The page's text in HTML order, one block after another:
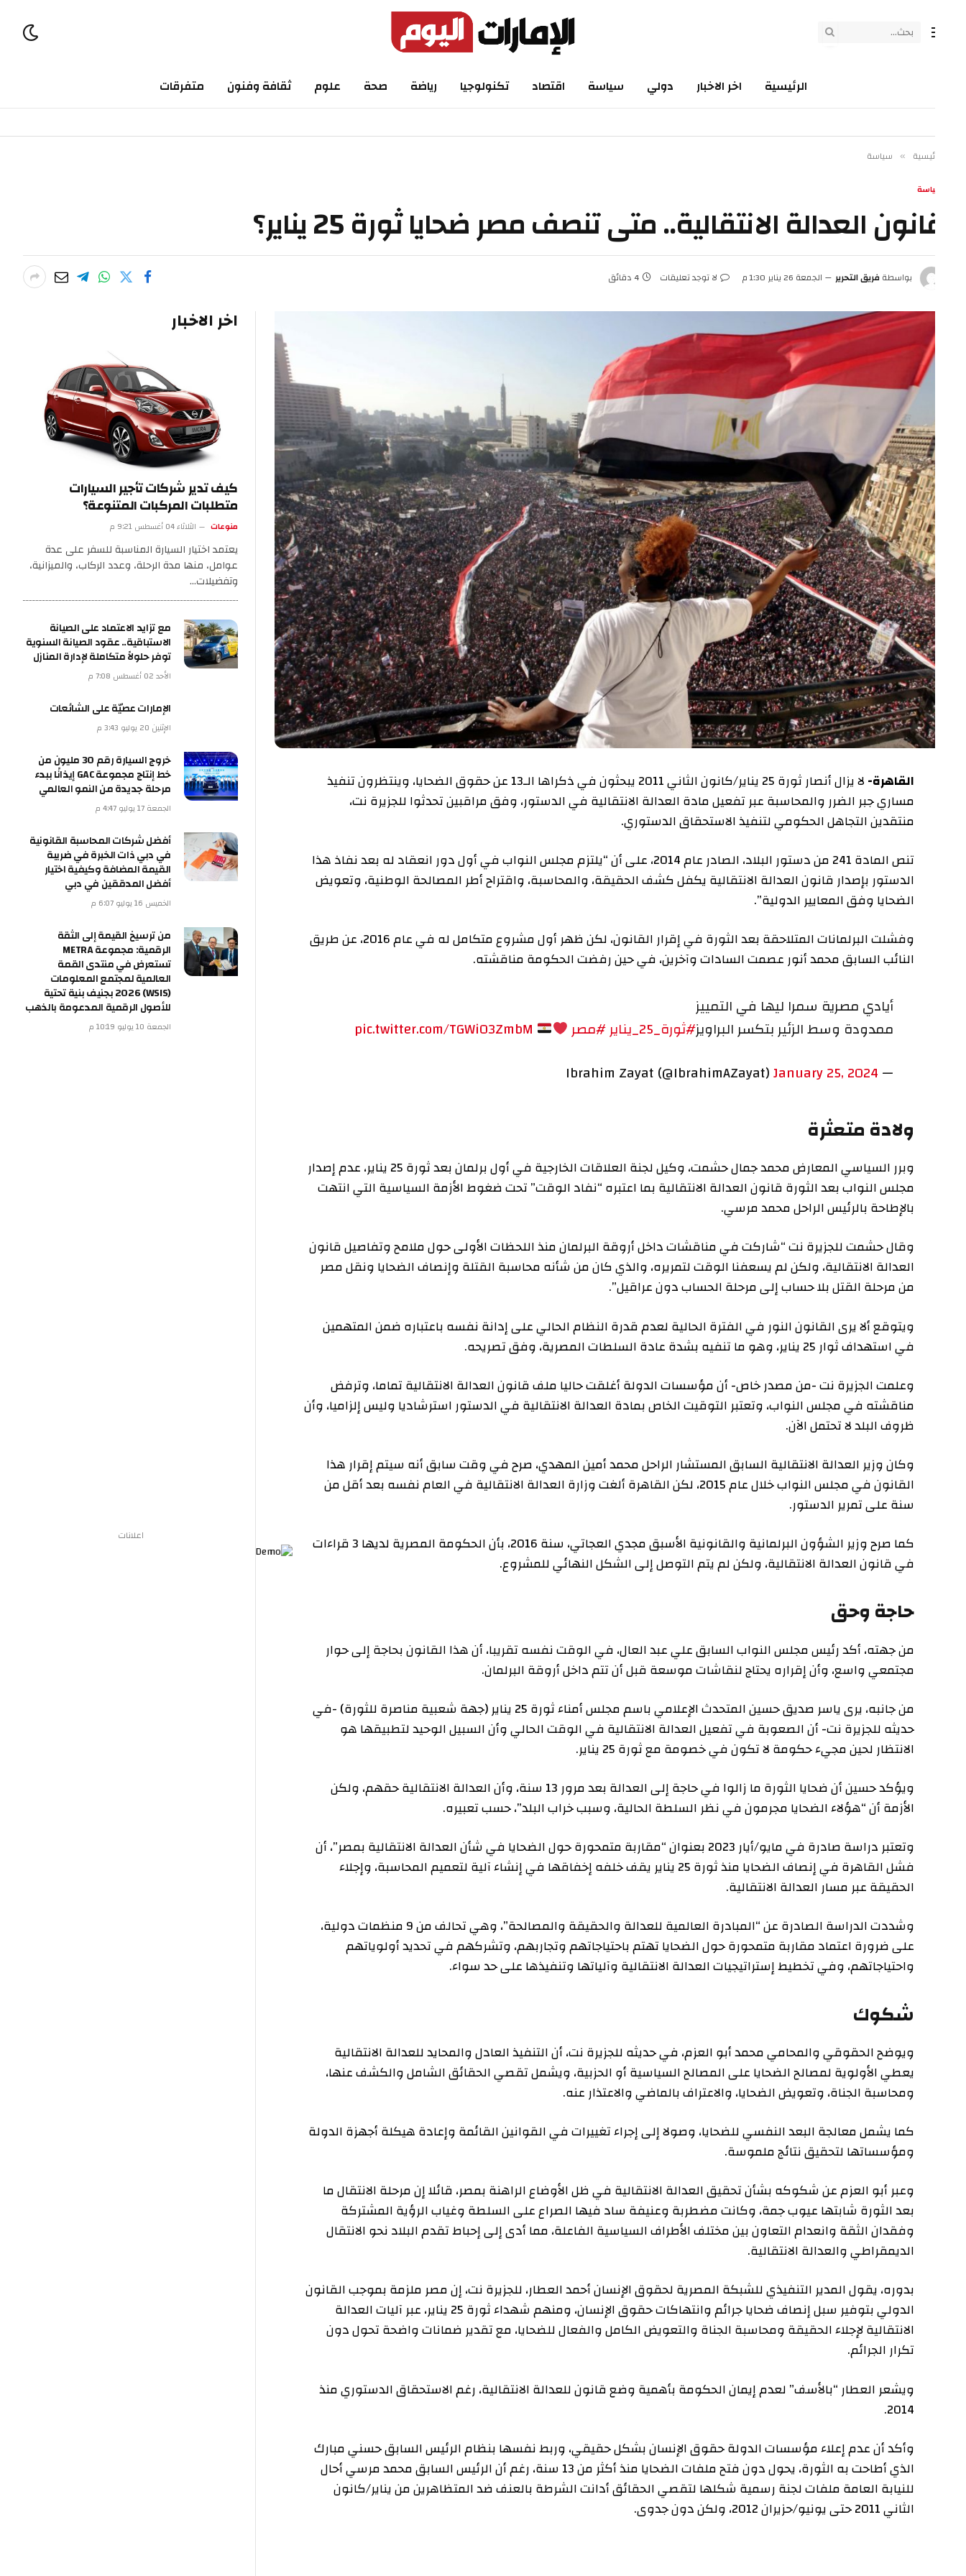
الرئيسية اخر الاخبار دولي سياسة اقتصاد تكنولوجيا رياضة صحة علوم ثقافة وفنون متفرقات
» سياسة
العدالة الانتقالية.. متى تنصف مصر ضحايا ثورة 25 يناير؟
بواسطة فريق التحرير الجمعة 26 يناير 1:30 م لا توجد تعليقات 4 دقائق
القاهرة-
لا يزال أنصار ثورة 25 يناير/كانون الثاني 2011 يبحثون في ذكراها الـ13 عن حقوق الضحايا، وينتظرون تنفيذ
مساري جبر الضرر والمحاسبة عبر تفعيل مادة العدالة الانتقالية في الدستور، وفق مراقبين تحدثوا للجزيرة نت،
منتقدين التجاهل الحكومي لتنفيذ الاستحقاق الدستوري.
تنص المادة 241 من دستور البلاد، الصادر عام 2014، على أن “يلتزم مجلس النواب في أول دور انعقاد له بعد نفاذ هذا
الدستور بإصدار قانون العدالة الانتقالية يكفل كشف الحقيقة، والمحاسبة، واقتراح أطر المصالحة الوطنية، وتعويض
الضحايا وفق المعايير الدولية”.
وفشلت البرلمانات المتلاحقة بعد الثورة في إقرار القانون، لكن ظهر أول مشروع متكامل له في عام 2016، عن طريق
النائب السابق محمد أنور عصمت السادات وآخرين، في حين رفضت الحكومة مناقشته.
أيادي مصرية سمرا ليها في التمييز
ممدودة وسط الزئير بتكسر البراويز#ثورة_25_يناير #مصر
pic.twitter.com/TGWi03ZmbM
January 25, 2024
ولادة متعثرة
وبرر السياسي المعارض محمد جمال حشمت، وكيل لجنة العلاقات الخارجية في أول برلمان بعد ثورة 25 يناير، عدم إصدار
مجلس النواب بعد الثورة قانون العدالة الانتقالية بما اعتبره “نفاد الوقت” تحت ضغوط الأزمة السياسية التي انتهت
بالإطاحة بالرئيس الراحل محمد مرسي.
وقال حشمت للجزيرة نت “شاركت في مناقشات داخل أروقة البرلمان منذ اللحظات الأولى حول ملامح وتفاصيل قانون
العدالة الانتقالية، ولكن لم يسعفنا الوقت لتمريره، والذي كان من شأنه محاسبة القتلة وإنصاف الضحايا ونقل مصر
من مرحلة القتل بلا حساب إلى مرحلة الحساب دون عراقيل”.
ويتوقع ألا يرى القانون النور في الفترة الحالية لعدم قدرة النظام الحالي على إدانة نفسه باعتباره ضمن المتهمين
في استهداف ثوار 25 يناير، وهو ما تنفيه بشدة عادة السلطات المصرية، وفق تصريحه.
وعلمت الجزيرة نت -من مصدر خاص- أن مؤسسات الدولة أغلقت حاليا ملف قانون العدالة الانتقالية تماما، وترفض
مناقشته في مجلس النواب، وتعتبر التوقيت الخاص بمادة العدالة الانتقالية في الدستور استرشاديا وليس إلزاميا، وأن
ظروف البلد لا تحتمل الآن.
وكان وزير العدالة الانتقالية السابق المستشار الراحل محمد أمين المهدي، صرح في وقت سابق أنه سيتم إقرار هذا
القانون في مجلس النواب خلال عام 2015، لكن القاهرة ألغت وزارة العدالة الانتقالية في العام نفسه بعد أقل من
سنة على تمرير الدستور.
كما صرح وزير الشؤون البرلمانية والقانونية الأسبق مجدي العجاتي، سنة 2016، بأن الحكومة المصرية لديها 3 قراءات
في قانون العدالة الانتقالية، ولكن لم يتم التوصل إلى الشكل النهائي للمشروع.
حاجة وحق
من جهته، أكد رئيس مجلس النواب السابق علي عبد العال، في الوقت نفسه تقريبا، أن هذا القانون بحاجة إلى حوار
مجتمعي واسع، وأن إقراره يحتاج لنقاشات موسعة قبل أن تتم داخل أروقة البرلمان.
من جانبه، يرى ياسر صديق حسين المتحدث الإعلامي باسم مجلس أمناء ثورة 25 يناير (جهة شعبية مناصرة للثورة) -في
حديثه للجزيرة نت- أن الصعوبة في تفعيل العدالة الانتقالية في الوقت الحالي وأن السبيل الوحيد لتطبيقها هو
الانتظار لحين مجيء حكومة لا تكون في خصومة مع ثورة 25 يناير.
ويؤكد حسين أن ضحايا الثورة ما زالوا في حاجة إلى العدالة بعد مرور 13 سنة، وأن العدالة الانتقالية حقهم، ولكن
الأزمة أن “هؤلاء الضحايا مجرمون في نظر السلطة الحالية، وسبب خراب البلد”، حسب تعبيره.
وتعتبر دراسة صادرة في مايو/أيار 2023 بعنوان “مقاربة متمحورة حول الضحايا في شأن العدالة الانتقالية بمصر”، أن
فشل القاهرة في إنصاف الضحايا منذ ثورة 25 يناير يقف خلفه إخفاقها في إنشاء آلية لتعميم المحاسبة، وإجلاء
الحقيقة عبر مسار العدالة الانتقالية.
وشددت الدراسة الصادرة عن “المبادرة العالمية للعدالة والحقيقة والمصالحة”، وهي تحالف من 9 منظمات دولية،
على ضرورة اعتماد مقاربة متمحورة حول الضحايا تهتم باحتياجاتهم وتجاربهم، وتشركهم في تحديد أولوياتهم
واحتياجاتهم، وفي تخطيط إستراتيجيات العدالة الانتقالية وآلياتها وتنفيذها على حد سواء.
شكوك
ويوضح الحقوقي والمحامي محمد أبو العزم، في حديثه للجزيرة نت، أن التنفيذ العادل والمحايد للعدالة الانتقالية
يعطي الأولوية لمصالح الضحايا على المصالح السياسية أو الحزبية، ويشمل تقصي الحقائق الشامل والكشف عنها،
ومحاسبة الجناة، وتعويض الضحايا، والاعتراف بالماضي والاعتذار عنه.
كما يشمل معالجة البعد النفسي للضحايا، وصولا إلى إجراء تغييرات في القوانين القائمة وإعادة هيكلة أجهزة الدولة
ومؤسساتها لتحقيق نتائج ملموسة.
وعبر أبو العزم عن شكوكه بشأن تحقيق العدالة الانتقالية في ظل الأوضاع الراهنة بمصر، قائلا إن مرحلة الانتقال ما
بعد الثورة شابتها عيوب جمة، وكانت مضطربة وعنيفة ساد فيها الصراع على السلطة وغياب الرؤية المشتركة
وفقدان الثقة وانعدام التعاون بين مختلف الأطراف السياسية الفاعلة، مما أدى إلى إحباط تقدم البلاد نحو الانتقال
الديمقراطي والعدالة الانتقالية.
بدوره، يقول المدير التنفيذي للشبكة المصرية لحقوق الإنسان أحمد العطار، للجزيرة نت، إن مصر ملزمة بموجب القانون
الدولي بتوفير سبل إنصاف ضحايا جرائم وانتهاكات حقوق الإنسان، ومنهم شهداء ثورة 25 يناير، عبر آليات العدالة
الانتقالية لإجلاء الحقيقة ومحاسبة الجناة والتعويض الكامل والفعال للضحايا، مع تقدير ضمانات واضحة تحول دون
تكرار الجرائم.
ويشعر العطار “بالأسف” لعدم إيمان الحكومة بأهمية وضع قانون للعدالة الانتقالية، رغم الاستحقاق الدستوري منذ
وأكد أن عدم إعلاء مؤسسات الدولة حقوق الإنسان بشكل حقيقي، وربط نفسها بنظام الرئيس السابق حسني مبارك
الذي أطاحت به الثورة، يحول دون فتح ملفات الضحايا منذ أكثر من 13 سنة، رغم أن الرئيس السابق محمد مرسي أحال
للنيابة العامة ملفات لجنة رسمية شكلها لتقصي الحقائق أدانت الشرطة بالعنف ضد المتظاهرين من يناير/كانون
الثاني 2011 حتى يونيو/حزيران 2012، ولكن دون جدوى.
اخر الاخبار
كيف تدير شركات تأجير السيارات
متطلبات المركبات المتنوعة؟
الثلاثاء 04 أغسطس 9:21 م
يعتمد اختيار السيارة المناسبة للسفر على عدة
عوامل، منها مدة الرحلة، وعدد الركاب، والميزانية،
وتفضيلات…
مع تزايد الاعتماد على الصيانة
الاستباقية.. عقود الصيانة السنوية
توفر حلولاً متكاملة لإدارة المنازل
الإمارات عصيّة على الشائعات
خروج السيارة رقم 30 مليون من
خط إنتاج مجموعة GAC إيذانًا ببدء
مرحلة جديدة من النمو العالمي
أفضل شركات المحاسبة القانونية
في دبي ذات الخبرة في ضريبة
القيمة المضافة وكيفية اختيار
أفضل المدققين في دبي
من ترسيخ القيمة إلى الثقة
الرقمية: مجموعة METRA
تستعرض في منتدى القمة
العالمية لمجتمع المعلومات
(WSIS) 2026 بجنيف بنية تحتية
للأصول الرقمية المدعومة بالذهب